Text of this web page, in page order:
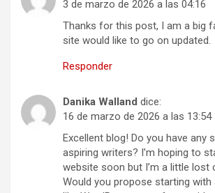
3 de marzo de 2026 a las 04:16
Thanks for this post, I am a big
site would like to go on updated.
Responder
Danika Walland dice:
16 de marzo de 2026 a las 13:54
Excellent blog! Do you have any
aspiring writers? I’m hoping to
website soon but I’m a little lost
Would you propose starting